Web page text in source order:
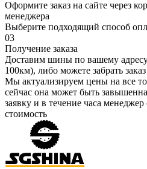
Оформите заказ на сайте через
менеджера
Выберите подходящий способ
03
Получение заказа
Доставим шины по вашему
100км), либо можете забрать
Мы актуализируем цены на все
сейчас она может быть
заявку и в течение часа
стоимость